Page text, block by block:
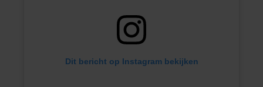
Dit bericht op Instagram bekijken